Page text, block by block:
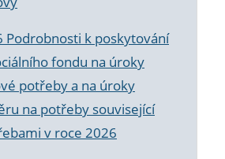
Podrobnosti k poskytování
fondu na úroky
potřeby a na úroky
na potřeby související
v roce 2026